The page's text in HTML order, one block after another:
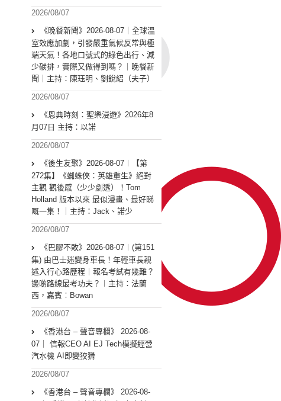
2026/08/07
《晚餐新聞》2026-08-07｜全球溫
室效應加劇，引發嚴重氣候反常與極
端天氣！各地口號式的綠色出行、減
少碳排，實際又做得到嗎？｜晚餐新
聞｜主持：陳珏明、劉銳紹（夫子）
2026/08/07
《恩典時刻：聖樂漫遊》2026年8
月07日 主持：以諾
2026/08/07
《後生友聚》2026-08-07︱【第
272集】《蜘蛛俠：英雄重生》絕對
主觀 觀後感（少少劇透）！Tom
Holland 版本以來 最似漫畫、最好睇
嘅一集！｜主持：Jack、諾少
2026/08/07
《巴膠不敗》2026-08-07︱(第151
集) 由巴士迷變身車長！年輕車長親
述入行心路歷程｜報名考試有幾難？
邊啲路線最考功夫？︱主持：法蘭
西，嘉賓︰Bowan
2026/08/07
《香港台 – 聲音專欄》 2026-08-
07｜ 信報CEO AI EJ Tech模擬經營
汽水機 AI即變狡猾
2026/08/07
《香港台 – 聲音專欄》 2026-08-